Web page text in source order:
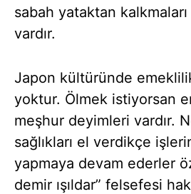
sabah yataktan
vardır.
Japon kültüründe
yoktur. Ölmek istiyorsan
meşhur deyimleri vardır.
sağlıkları el verdikçe
yapmaya devam ederler
demir ışıldar” felsefesi